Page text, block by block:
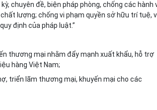
chuyên đề, biện pháp phòng, chống các hành
lượng; chống vi phạm quyền sở hữu trí tuệ,
định của pháp luật.”
thương mại nhằm đẩy mạnh xuất khẩu, hỗ trợ
hàng Việt Nam;
triển lãm thương mại, khuyến mại cho các